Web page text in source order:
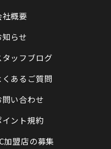
社概要
知らせ
タッフブログ
くあるご質問
問い合わせ
イント規約
加盟店の募集